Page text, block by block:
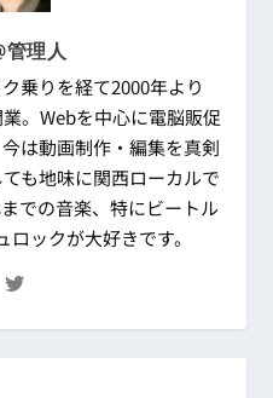
管理人
乗りを経て2000年より
。Webを中心に電脳販促
は動画制作・編集を真剣
も地味に関西ローカルで
での音楽、特にビートル
ックが大好きです。